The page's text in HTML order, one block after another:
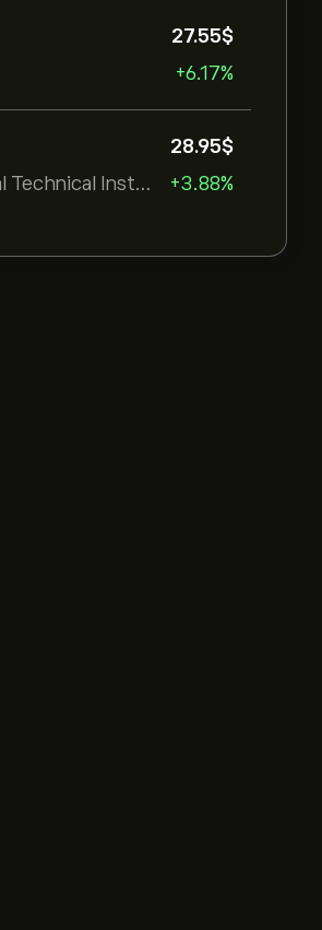
27.55‎$‎
+6.17%
Universal Technical Institut
28.95‎$‎
+3.88%